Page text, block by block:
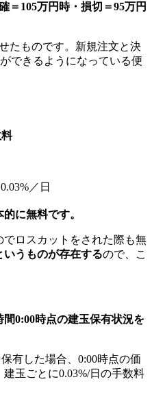
＝105万円時・損切＝95万円
たものです。新規注文と決
できるようになっている便
／日
に無料です。
ロスカットをされた際も無
いうものが存在するので、こ
0:00時点の建玉保有状況を
有した場合、0:00時点の価
玉ごとに0.03%/日の手数料